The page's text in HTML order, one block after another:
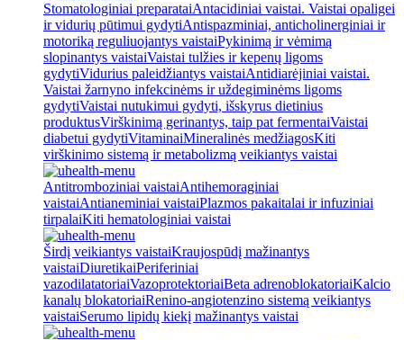
Stomatologiniai preparataiAntacidiniai vaistai. Vaistai opaligei
ir vidurių pūtimui gydytiAntispazminiai, anticholinerginiai ir
motoriką reguliuojantys vaistaiPykinimą ir vėmimą
slopinantys vaistaiVaistai tulžies ir kepenų ligoms
gydytiVidurius paleidžiantys vaistaiAntidiarėjiniai vaistai.
Vaistai žarnyno infekcinėms ir uždegiminėms ligoms
gydytiVaistai nutukimui gydyti, išskyrus dietinius
produktusVirškinimą gerinantys, taip pat fermentaiVaistai
diabetui gydytiVitaminaiMineralinės medžiagosKiti
virškinimo sistemą ir metabolizmą veikiantys vaistai
Antitromboziniai vaistaiAntihemoraginiai
vaistaiAntianeminiai vaistaiPlazmos pakaitalai ir infuziniai
tirpalaiKiti hematologiniai vaistai
Širdį veikiantys vaistaiKraujospūdį mažinantys
vaistaiDiuretikaiPeriferiniai
vazodilatatoriaiVazoprotektoriaiBeta adrenoblokatoriaiKalcio
kanalų blokatoriaiRenino-angiotenzino sistemą veikiantys
vaistaiSerumo lipidų kiekį mažinantys vaistai